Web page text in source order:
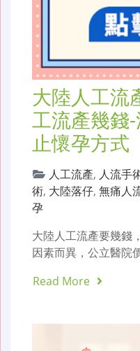
大陸人工流
工流產幾錢
止懷孕方式
人工流產, 人流手
術, 大陸落仔, 無痛人
孕
大陸人工流產要幾錢
因素而異，公立醫院
Read More